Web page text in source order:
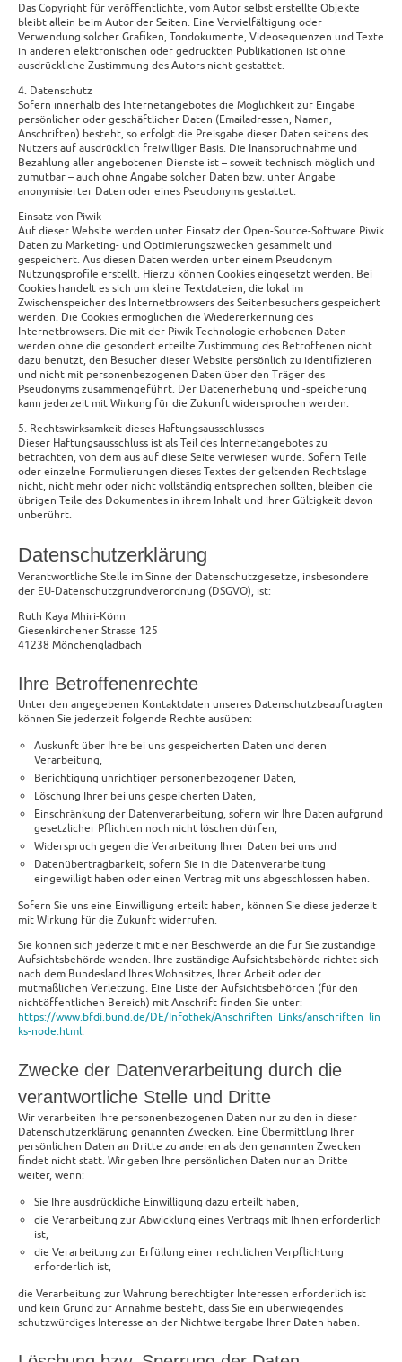
Das Copyright für veröffentlichte, vom Autor selbst erstellte Objekte
bleibt allein beim Autor der Seiten. Eine Vervielfältigung oder
Verwendung solcher Grafiken, Tondokumente, Videosequenzen und Texte
in anderen elektronischen oder gedruckten Publikationen ist ohne
ausdrückliche Zustimmung des Autors nicht gestattet.
4. Datenschutz
Sofern innerhalb des Internetangebotes die Möglichkeit zur Eingabe
persönlicher oder geschäftlicher Daten (Emailadressen, Namen,
Anschriften) besteht, so erfolgt die Preisgabe dieser Daten seitens des
Nutzers auf ausdrücklich freiwilliger Basis. Die Inanspruchnahme und
Bezahlung aller angebotenen Dienste ist – soweit technisch möglich und
zumutbar – auch ohne Angabe solcher Daten bzw. unter Angabe
anonymisierter Daten oder eines Pseudonyms gestattet.
Einsatz von Piwik
Auf dieser Website werden unter Einsatz der Open-Source-Software Piwik
Daten zu Marketing- und Optimierungszwecken gesammelt und
gespeichert. Aus diesen Daten werden unter einem Pseudonym
Nutzungsprofile erstellt. Hierzu können Cookies eingesetzt werden. Bei
Cookies handelt es sich um kleine Textdateien, die lokal im
Zwischenspeicher des Internetbrowsers des Seitenbesuchers gespeichert
werden. Die Cookies ermöglichen die Wiedererkennung des
Internetbrowsers. Die mit der Piwik-Technologie erhobenen Daten
werden ohne die gesondert erteilte Zustimmung des Betroffenen nicht
dazu benutzt, den Besucher dieser Website persönlich zu identifizieren
und nicht mit personenbezogenen Daten über den Träger des
Pseudonyms zusammengeführt. Der Datenerhebung und -speicherung
kann jederzeit mit Wirkung für die Zukunft widersprochen werden.
5. Rechtswirksamkeit dieses Haftungsausschlusses
Dieser Haftungsausschluss ist als Teil des Internetangebotes zu
betrachten, von dem aus auf diese Seite verwiesen wurde. Sofern Teile
oder einzelne Formulierungen dieses Textes der geltenden Rechtslage
nicht, nicht mehr oder nicht vollständig entsprechen sollten, bleiben die
übrigen Teile des Dokumentes in ihrem Inhalt und ihrer Gültigkeit davon
unberührt.
Datenschutzerklärung
Verantwortliche Stelle im Sinne der Datenschutzgesetze, insbesondere
der EU-Datenschutzgrundverordnung (DSGVO), ist:
Ruth Kaya Mhiri-Könn
Giesenkirchener Strasse 125
41238 Mönchengladbach
Ihre Betroffenenrechte
Unter den angegebenen Kontaktdaten unseres Datenschutzbeauftragten
können Sie jederzeit folgende Rechte ausüben:
Auskunft über Ihre bei uns gespeicherten Daten und deren
Verarbeitung,
Berichtigung unrichtiger personenbezogener Daten,
Löschung Ihrer bei uns gespeicherten Daten,
Einschränkung der Datenverarbeitung, sofern wir Ihre Daten aufgrund
gesetzlicher Pflichten noch nicht löschen dürfen,
Widerspruch gegen die Verarbeitung Ihrer Daten bei uns und
Datenübertragbarkeit, sofern Sie in die Datenverarbeitung
eingewilligt haben oder einen Vertrag mit uns abgeschlossen haben.
Sofern Sie uns eine Einwilligung erteilt haben, können Sie diese jederzeit
mit Wirkung für die Zukunft widerrufen.
Sie können sich jederzeit mit einer Beschwerde an die für Sie zuständige
Aufsichtsbehörde wenden. Ihre zuständige Aufsichtsbehörde richtet sich
nach dem Bundesland Ihres Wohnsitzes, Ihrer Arbeit oder der
mutmaßlichen Verletzung. Eine Liste der Aufsichtsbehörden (für den
nichtöffentlichen Bereich) mit Anschrift finden Sie unter:
https://www.bfdi.bund.de/DE/Infothek/Anschriften_Links/anschriften_lin
ks-node.html.
Zwecke der Datenverarbeitung durch die
verantwortliche Stelle und Dritte
Wir verarbeiten Ihre personenbezogenen Daten nur zu den in dieser
Datenschutzerklärung genannten Zwecken. Eine Übermittlung Ihrer
persönlichen Daten an Dritte zu anderen als den genannten Zwecken
findet nicht statt. Wir geben Ihre persönlichen Daten nur an Dritte
weiter, wenn:
Sie Ihre ausdrückliche Einwilligung dazu erteilt haben,
die Verarbeitung zur Abwicklung eines Vertrags mit Ihnen erforderlich
ist,
die Verarbeitung zur Erfüllung einer rechtlichen Verpflichtung
erforderlich ist,
die Verarbeitung zur Wahrung berechtigter Interessen erforderlich ist
und kein Grund zur Annahme besteht, dass Sie ein überwiegendes
schutzwürdiges Interesse an der Nichtweitergabe Ihrer Daten haben.